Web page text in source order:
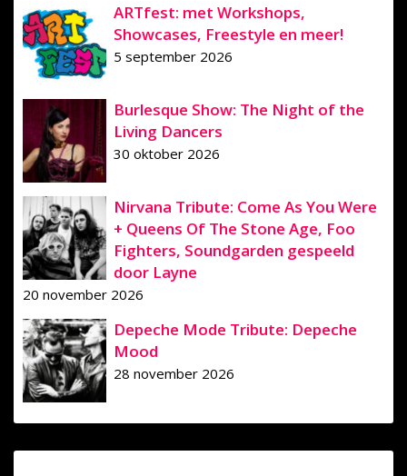
ARTfest: met Workshops,
Showcases, Freestyle en meer!
5 september 2026
Burlesque Show: The Night of the
Living Dancers
30 oktober 2026
Nirvana Tribute: Come As You Were
+ Queens Of The Stone Age, Foo
Fighters, Soundgarden gespeeld
door Layne
20 november 2026
Depeche Mode Tribute: Depeche
Mood
28 november 2026